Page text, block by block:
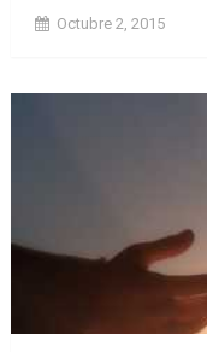
Octubre 2, 2015